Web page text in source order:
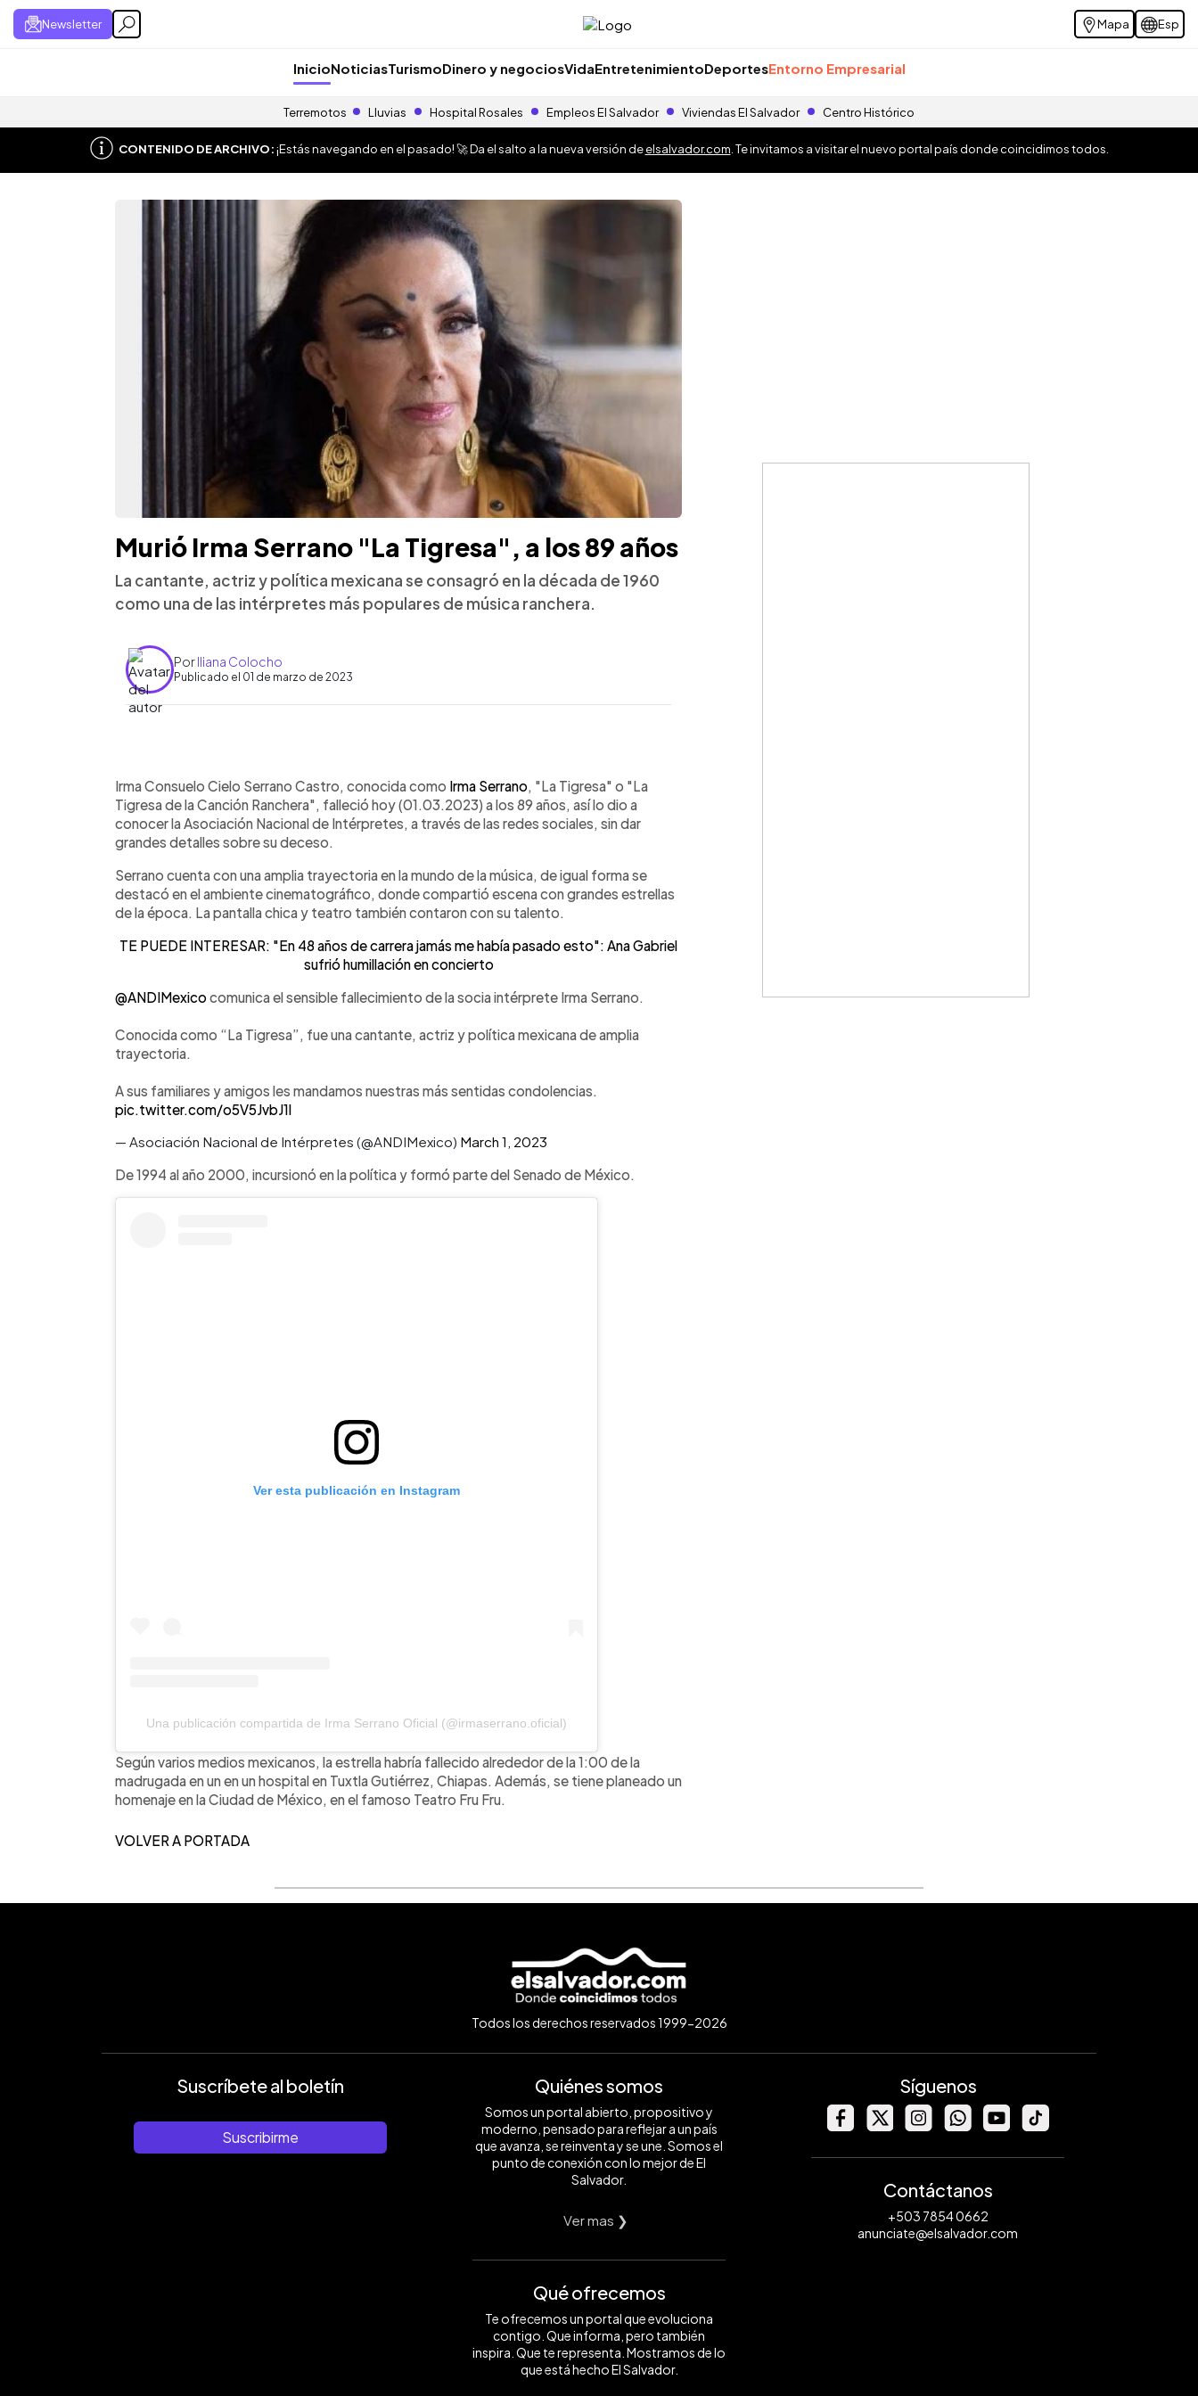
Newsletter Mapa Esp
InicioNoticiasTurismoDinero y negociosVidaEntretenimientoDeportesEntorno Empresarial
Terremotos Lluvias Hospital Rosales Empleos El Salvador Viviendas El Salvador Centro Histórico
CONTENIDO DE ARCHIVO:¡Estás navegando en el pasado! 🚀 Da el salto a la nueva versión deelsalvador.com . Te invitamos a visitar el nuevo portal país donde coincidimos todos.
Murió Irma Serrano "La Tigresa", a los 89 años
La cantante, actriz y política mexicana se consagró en la década de 1960
como una de las intérpretes más populares de música ranchera.
PorIliana Colocho
Publicado el 01 de marzo de 2023
Escuchar artículo
Irma Consuelo Cielo Serrano Castro, conocida como Irma Serrano, "La Tigresa" o "La
Tigresa de la Canción Ranchera", falleció hoy (01.03.2023) a los 89 años, así lo dio a
conocer la Asociación Nacional de Intérpretes, a través de las redes sociales, sin dar
grandes detalles sobre su deceso.
Serrano cuenta con una amplia trayectoria en la mundo de la música, de igual forma se
destacó en el ambiente cinematográfico, donde compartió escena con grandes estrellas
de la época. La pantalla chica y teatro también contaron con su talento.
TE PUEDE INTERESAR: "En 48 años de carrera jamás me había pasado esto": Ana Gabriel
sufrió humillación en concierto
@ANDIMexicocomunica el sensible fallecimiento de la socia intérprete Irma Serrano.
Conocida como “La Tigresa”, fue una cantante, actriz y política mexicana de amplia
trayectoria.
A sus familiares y amigos les mandamos nuestras más sentidas condolencias.
pic.twitter.com/o5V5JvbJ1l
— Asociación Nacional de Intérpretes (@ANDIMexico) March 1, 2023
De 1994 al año 2000, incursionó en la política y formó parte del Senado de México.
Ver esta publicación en Instagram
Una publicación compartida de Irma Serrano Oficial (@irmaserrano.oficial)
Según varios medios mexicanos, la estrella habría fallecido alrededor de la 1:00 de la
madrugada en un en un hospital en Tuxtla Gutiérrez, Chiapas. Además, se tiene planeado un
homenaje en la Ciudad de México, en el famoso Teatro Fru Fru.
VOLVER A PORTADA
Todos los derechos reservados 1999-2026
Suscríbete al boletín
Suscribirme
Quiénes somos
Somos un portal abierto, propositivo y
moderno, pensado para reflejar a un país
que avanza, se reinventa y se une. Somos el
punto de conexión con lo mejor de El
Salvador.
Ver mas ❯
Qué ofrecemos
Te ofrecemos un portal que evoluciona
contigo. Que informa, pero también
inspira. Que te representa. Mostramos de lo
que está hecho El Salvador.
Síguenos
Contáctanos
+503 7854 0662
anunciate@elsalvador.com